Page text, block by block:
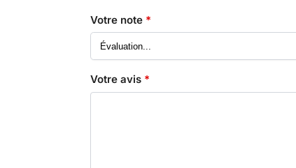
Votre note *
Votre avis *